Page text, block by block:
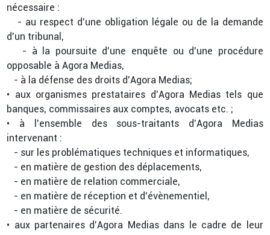
nécessaire :
- au respect d’une obligation légale ou de la demande
d’un tribunal,
- à la poursuite d’une enquête ou d’une procédure
opposable à Agora Medias,
- à la défense des droits d’Agora Medias;
• aux organismes prestataires d’Agora Medias tels que
banques, commissaires aux comptes, avocats etc. ;
• à l’ensemble des sous-traitants d’Agora Medias
intervenant :
- sur les problématiques techniques et informatiques,
- en matière de gestion des déplacements,
- en matière de relation commerciale,
- en matière de réception et d’évènementiel,
- en matière de sécurité.
• aux partenaires d’Agora Medias dans le cadre de leur